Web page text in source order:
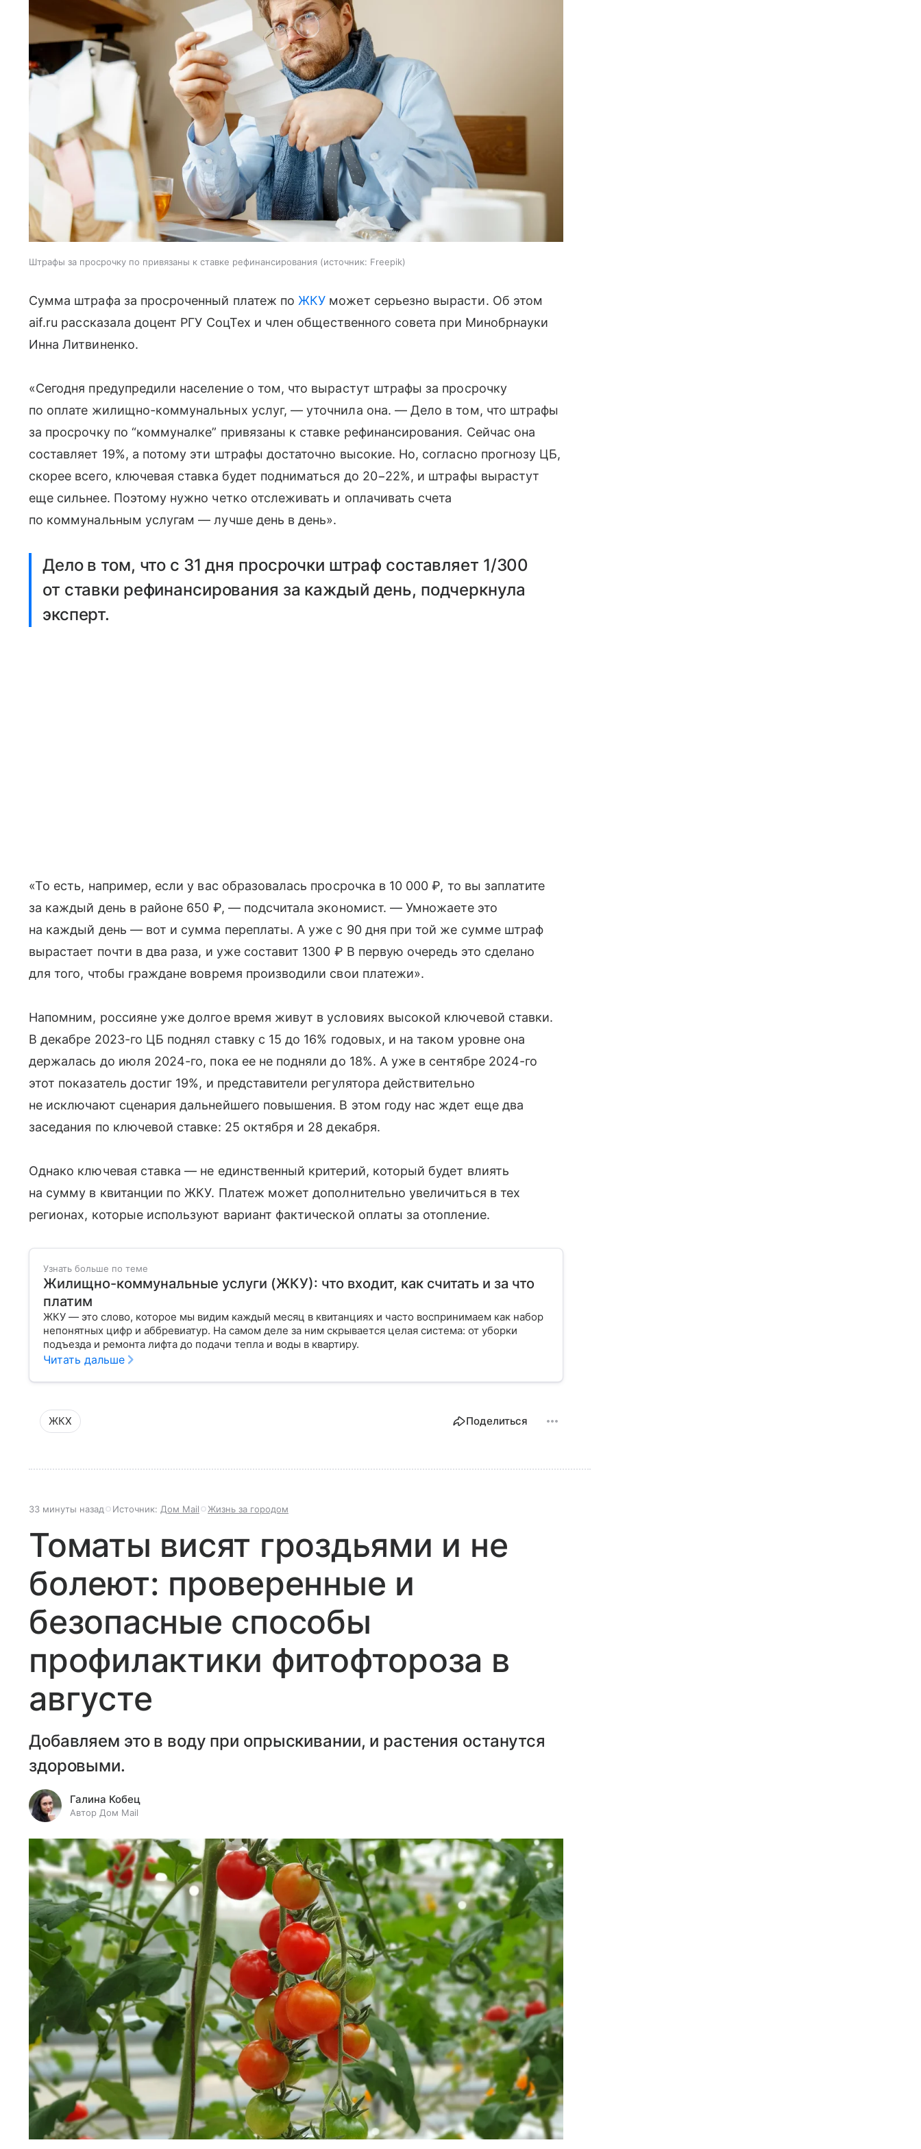
Штрафы за просрочку по привязаны к ставке рефинансирования источник: Freepik
Сумма штрафа за просроченный платеж поЖКУ может серьезно вырасти. Об этом
aif.ru рассказала доцент РГУ СоцТех и член общественного совета при Минобрнауки
Инна Литвиненко.
«Сегодня предупредили население о том, что вырастут штрафы за просрочку
по оплате жилищно-коммунальных услуг, — уточнила она. — Дело в том, что штрафы
за просрочку по “коммуналке” привязаны к ставке рефинансирования. Сейчас она
составляет 19%, а потому эти штрафы достаточно высокие. Но, согласно прогнозу ЦБ,
скорее всего, ключевая ставка будет подниматься до 20−22%, и штрафы вырастут
еще сильнее. Поэтому нужно четко отслеживать и оплачивать счета
по коммунальным услугам — лучше день в день».
Дело в том, что с 31 дня просрочки штраф составляет 1/300
от ставки рефинансирования за каждый день, подчеркнула
эксперт.
«То есть, например, если у вас образовалась просрочка в 10 000 ₽, то вы заплатите
за каждый день в районе 650 ₽, — подсчитала экономист. — Умножаете это
на каждый день — вот и сумма переплаты. А уже с 90 дня при той же сумме штраф
вырастает почти в два раза, и уже составит 1300 ₽ В первую очередь это сделано
для того, чтобы граждане вовремя производили свои платежи».
Напомним, россияне уже долгое время живут в условиях высокой ключевой ставки.
В декабре 2023-го ЦБ поднял ставку с 15 до 16% годовых, и на таком уровне она
держалась до июля 2024-го, пока ее не подняли до 18%. А уже в сентябре 2024-го
этот показатель достиг 19%, и представители регулятора действительно
не исключают сценария дальнейшего повышения. В этом году нас ждет еще два
заседания по ключевой ставке: 25 октября и 28 декабря.
Однако ключевая ставка — не единственный критерий, который будет влиять
на сумму в квитанции по ЖКУ. Платеж может дополнительно увеличиться в тех
регионах, которые используют вариант фактической оплаты за отопление.
Узнать больше по теме
Жилищно-коммунальные услуги (ЖКУ): что входит, как считать и за что
платим
ЖКУ — это слово, которое мы видим каждый месяц в квитанциях и часто воспринимаем как набор
непонятных цифр и аббревиатур. На самом деле за ним скрывается целая система: от уборки
подъезда и ремонта лифта до подачи тепла и воды в квартиру.
Читать дальше
ЖКХ Поделиться
33 минуты назад Источник: Дом Mail Жизнь за городом
Томаты висят гроздьями и не
болеют: проверенные и
безопасные способы
профилактики фитофтороза в
августе
Добавляем это в воду при опрыскивании, и растения останутся
здоровыми.
Галина Кобец
Автор Дом Mail